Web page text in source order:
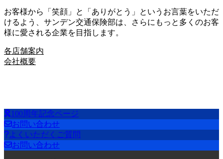
お客様から「笑顔」と「ありがとう」というお言葉をいただ
けるよう、サンデン交通保険部は、さらにもっと多くのお客
様に愛される企業を目指します。
各店舗案内
会社概要
100周年記念ページ
お問い合わせ
よくいただくご質問
お問い合わせ